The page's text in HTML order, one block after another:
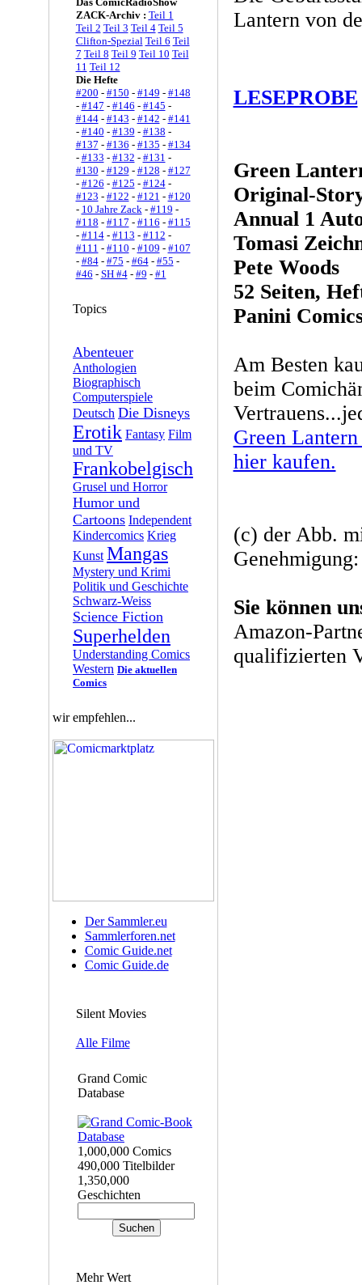
ZACK-Archiv : Teil 1
Teil 2 Teil 3 Teil 4 Teil 5
Clifton-Spezial Teil 6 Teil
7 Teil 8 Teil 9 Teil 10 Teil
11 Teil 12
Die Hefte
#200 - #150 - #149 - #148
- #147 - #146 - #145 -
#144- #143 - #142 - #141
- #140 - #139 - #138 -
#137 - #136 - #135 - #134
- #133 - #132 - #131 -
#130 - #129 - #128 - #127
- #126 - #125 - #124-
#123 - #122 - #121 - #120
- 10 Jahre Zack- #119 -
#118 - #117 - #116 - #115
- #114- #113 - #112 -
#111 - #110 - #109 - #107
- #84- #75 - #64- #55 -
#46 - SH #4- #9 - #1
Topics
Abenteuer
Anthologien
Biographisch
Computerspiele
Deutsch Die Disneys
Erotik Fantasy Film
und TV
Frankobelgisch
Grusel und Horror
Humor und
Cartoons Independent
Kindercomics Krieg
Kunst Mangas
Mystery und Krimi
Politik und Geschichte
Schwarz-Weiss
Science Fiction
Superhelden
Understanding Comics
Western Die aktuellen
Comics
wir empfehlen...
Der Sammler.eu
Sammlerforen.net
Comic Guide.net
Comic Guide.de
Silent Movies
Alle Filme
Grand Comic
Database
1,000,000 Comics
490,000 Titelbilder
1,350,000
Geschichten
Mehr Wert
Lantern von
LESEPROBE
Green
Original-
Annual 1
Tomasi
Pete Woods
52 Seiten,
Panini
Am Besten
beim
Green
hier kaufen.
(c) der Abb.
Sie können
Amazon-
qualifizierten